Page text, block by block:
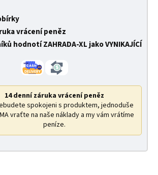
vrácení peněz
hodnotí ZAHRADA-XL jako VYNIKAJÍCÍ
14 denní záruka vrácení peněz
spokojeni s produktem, jednoduše
vraťte na naše náklady a my vám vrátíme
peníze.